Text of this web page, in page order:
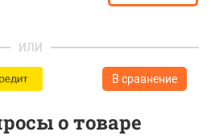
ИЛИ
В сравнение
о товаре